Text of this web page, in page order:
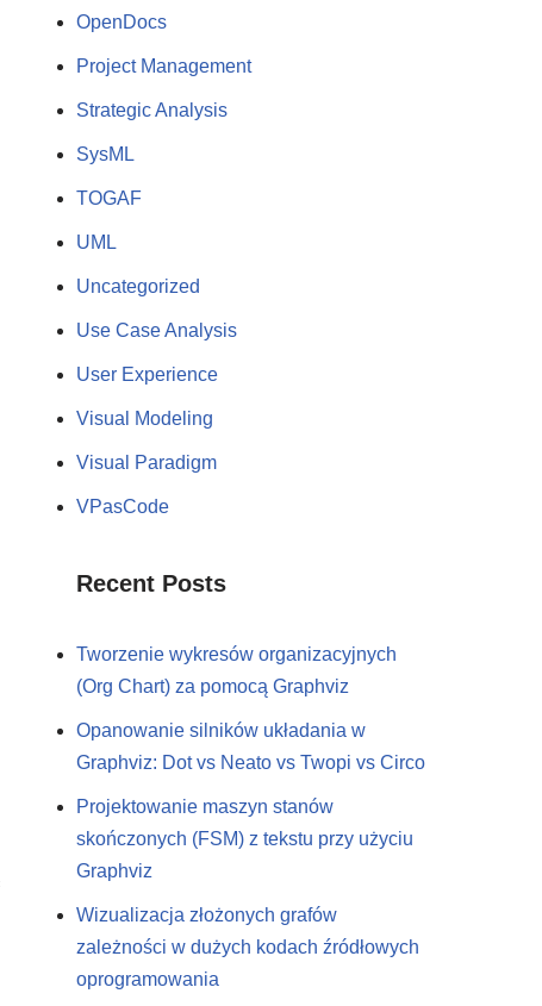
OpenDocs
Project Management
Strategic Analysis
SysML
TOGAF
UML
Uncategorized
Use Case Analysis
User Experience
Visual Modeling
Visual Paradigm
VPasCode
Recent Posts
Tworzenie wykresów organizacyjnych
(Org Chart) za pomocą Graphviz
Opanowanie silników układania w
Graphviz: Dot vs Neato vs Twopi vs Circo
Projektowanie maszyn stanów
skończonych (FSM) z tekstu przy użyciu
Graphviz
Wizualizacja złożonych grafów
zależności w dużych kodach źródłowych
oprogramowania